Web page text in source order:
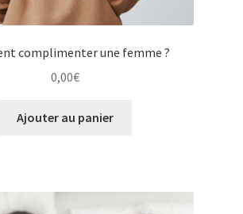
complimenter une femme ?
0,00€
Ajouter au panier